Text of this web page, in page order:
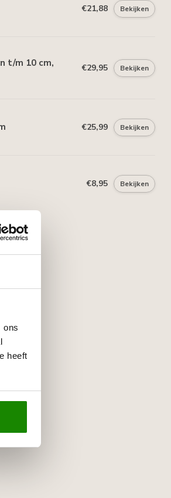
ons
heeft
€21,88 Bekijken
t/m 10 cm, €29,95 Bekijken
€25,99 Bekijken
€8,95 Bekijken